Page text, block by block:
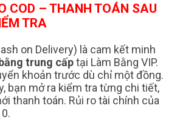
COD – THANH TOÁN SAU
TRA
on Delivery) là cam kết minh
trung cấptại Làm Bằng VIP.
khoản trước dù chỉ một đồng.
bạn mở ra kiểm tra từng chi tiết,
thanh toán. Rủi ro tài chính của